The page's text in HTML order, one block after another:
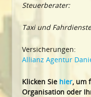
Steuerberater:
Taxi und
Versicherungen:
Allianz Agentur
Klicken Sie hier, um
Organisation oder